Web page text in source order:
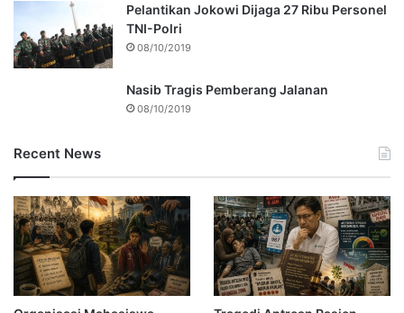
Pelantikan Jokowi Dijaga 27 Ribu Personel
TNI-Polri
08/10/2019
Nasib Tragis Pemberang Jalanan
08/10/2019
Recent News